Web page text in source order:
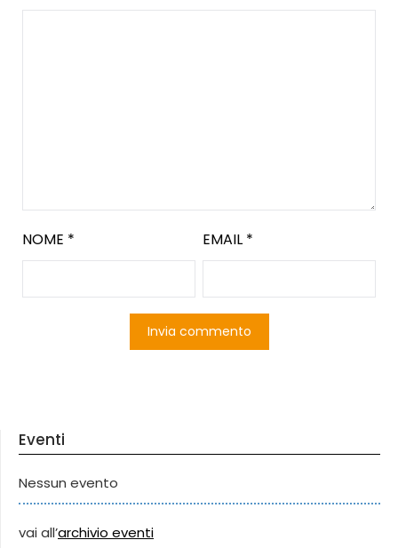
NOME * EMAIL *
Eventi
Nessun evento
vai all’archivio eventi